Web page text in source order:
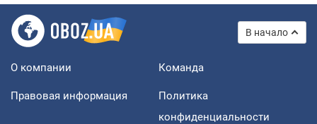
В начало
О компании Команда
Правовая информация
Политика
конфиденциальности